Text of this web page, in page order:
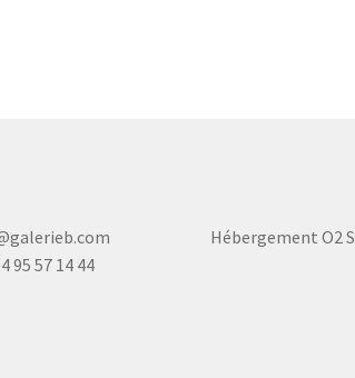
95 57 14 44
Hébergement O2